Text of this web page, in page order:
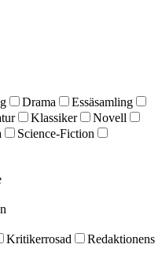
Drama
Essäsamling
Klassiker
Novell
Science-Fiction
Kritikerrosad
Redaktionens